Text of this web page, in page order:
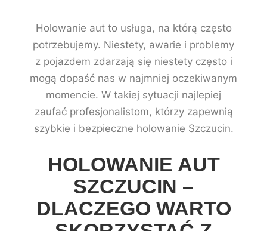
Holowanie aut to usługa, na którą często
potrzebujemy. Niestety, awarie i problemy
z pojazdem zdarzają się niestety często i
mogą dopaść nas w najmniej oczekiwanym
momencie. W takiej sytuacji najlepiej
zaufać profesjonalistom, którzy zapewnią
szybkie i bezpieczne holowanie Szczucin.
HOLOWANIE AUT
SZCZUCIN –
DLACZEGO WARTO